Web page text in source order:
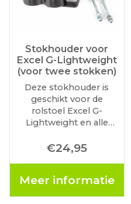
Stokhouder voor
Excel G-Lightweight
(voor twee stokken)
Deze stokhouder is
geschikt voor de
rolstoel Excel G-
Lightweight en alle
buisframe van 25 mm
€24,95
Meer informatie